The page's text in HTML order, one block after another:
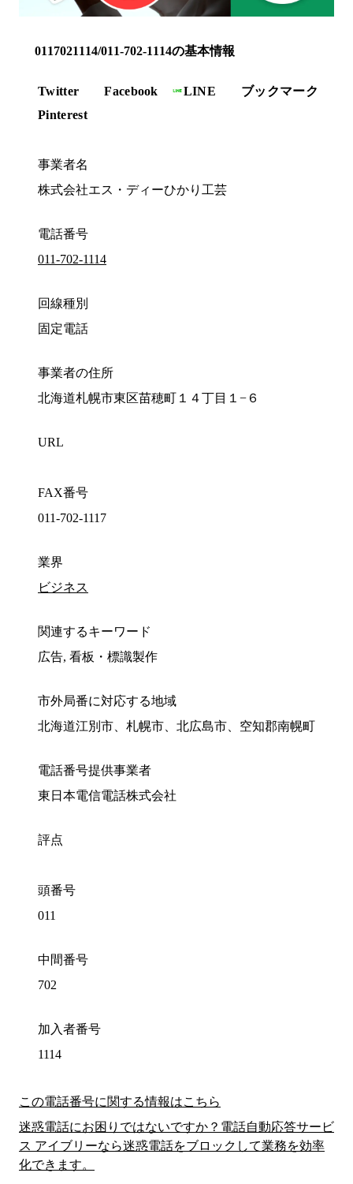
0117021114/011-702-1114の基本情報
Twitter Facebook LINE
ブックマーク
Pinterest
事業者名
株式会社エス・ディーひかり工芸
電話番号
011-702-1114
回線種別
固定電話
事業者の住所
北海道札幌市東区苗穂町１４丁目１−６
URL
FAX番号
011-702-1117
業界
ビジネス
関連するキーワード
広告, 看板・標識製作
市外局番に対応する地域
北海道江別市、札幌市、北広島市、空知郡南幌町
電話番号提供事業者
東日本電信電話株式会社
評点
頭番号
011
中間番号
702
加入者番号
1114
この電話番号に関する情報はこちら
迷惑電話にお困りではないですか？電話自動応答サービ
ス アイブリーなら迷惑電話をブロックして業務を効率
化できます。